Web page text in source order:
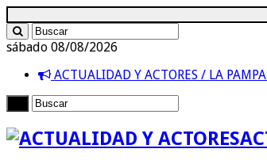
sábado 08/08/2026
ACTUALIDAD Y ACTORES / LA